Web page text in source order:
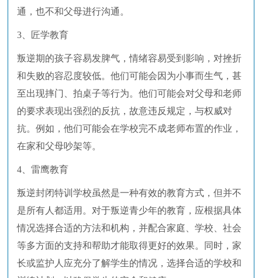
通，也不和父母进行沟通。
3、匠学教育
叛逆期的孩子容易发脾气，情绪容易受到影响，对挫折
和失败的容忍度较低。他们可能会因为小事而生气，甚
至出现摔门、拍桌子等行为。他们可能会对父母和老师
的要求表现出强烈的反抗，故意违反规定，与权威对
抗。例如，他们可能会在学校完不成老师布置的作业，
在家和父母吵架等。
4、雷鹰教育
叛逆封闭特训学校虽然是一种有效的教育方式，但并不
是所有人都适用。对于叛逆青少年的教育，应根据具体
情况选择合适的方法和机构，并配合家庭、学校、社会
等多方面的支持和帮助才能取得更好的效果。同时，家
长或监护人应充分了解学生的情况，选择合适的学校和